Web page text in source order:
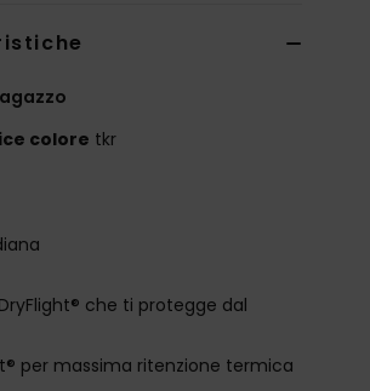
colore tkr
che ti protegge dal
per massima ritenzione termica